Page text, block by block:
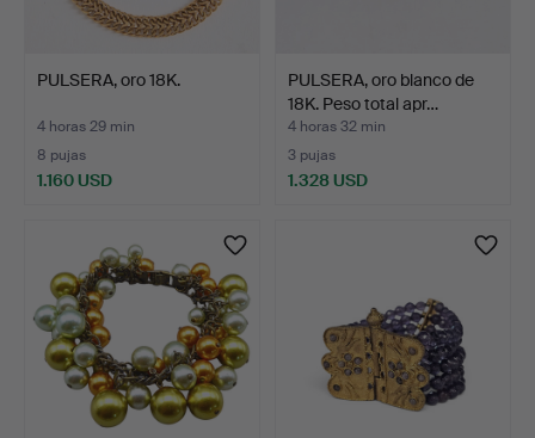
PULSERA, oro 18K.
4 horas 29 min
8 pujas
1.160 USD
PULSERA, oro blanco de
18K. Peso total apr…
4 horas 32 min
3 pujas
1.328 USD